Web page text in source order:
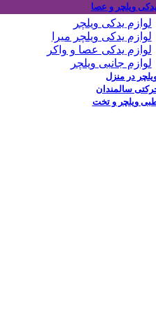
ویلچر و عصا
لوازم یدکی ویلچر
لوازم یدکی ویلچر میرا
لوازم یدکی عصا و واکر
لوازم جانبی ویلچر
در منزل
سالمندان
ویلچر و تخت